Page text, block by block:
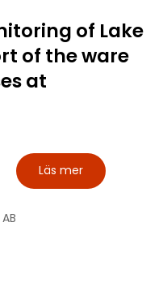
of Lake
of the ware
at
Läs mer